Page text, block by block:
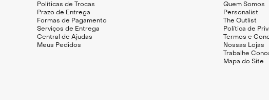
Políticas de Trocas
Prazo de Entrega
Formas de Pagamento
Serviços de Entrega
Central de Ajudas
Meus Pedidos
Quem Somos
Personalist
The Outlist
Política de
Termos e
Nossas Lojas
Trabalhe
Mapa do Site